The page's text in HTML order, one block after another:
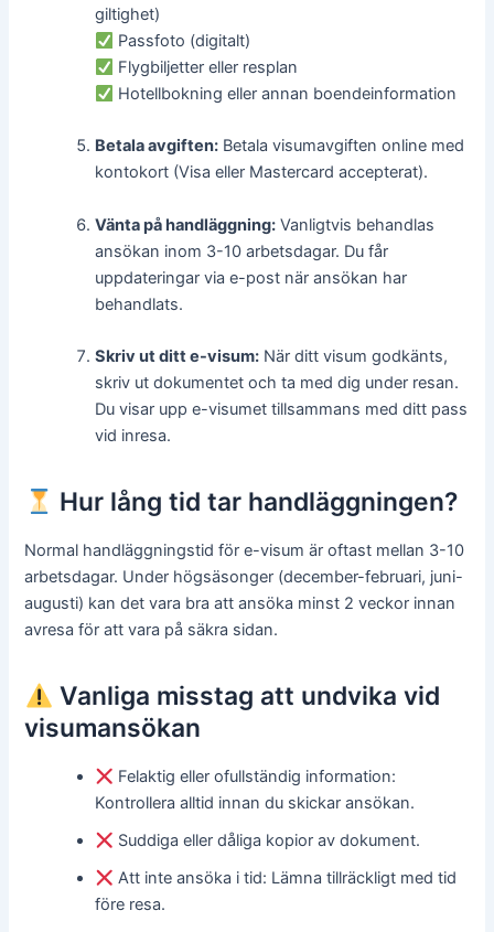
giltighet)
Passfoto (digitalt)
Flygbiljetter eller resplan
Hotellbokning eller annan boendeinformation
Betala avgiften: Betala visumavgiften online med
kontokort (Visa eller Mastercard accepterat).
Vänta på handläggning: Vanligtvis behandlas
ansökan inom 3-10 arbetsdagar. Du får
uppdateringar via e-post när ansökan har
behandlats.
Skriv ut ditt e-visum: När ditt visum godkänts,
skriv ut dokumentet och ta med dig under resan.
Du visar upp e-visumet tillsammans med ditt pass
vid inresa.
Hur lång tid tar handläggningen?
Normal handläggningstid för e-visum är oftast mellan 3-10
arbetsdagar. Under högsäsonger (december-februari, juni-
augusti) kan det vara bra att ansöka minst 2 veckor innan
avresa för att vara på säkra sidan.
Vanliga misstag att undvika vid
visumansökan
Felaktig eller ofullständig information:
Kontrollera alltid innan du skickar ansökan.
Suddiga eller dåliga kopior av dokument.
Att inte ansöka i tid: Lämna tillräckligt med tid
före resa.